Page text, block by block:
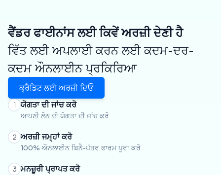
ਵੈਂਡਰ ਫਾਈਨਾਂਸ ਲਈ ਕਿਵੇਂ ਅਰਜ਼ੀ ਦੇਣੀ ਹੈ
ਵਿੱਤ ਲਈ ਅਪਲਾਈ ਕਰਨ ਲਈ ਕਦਮ-ਦਰ-
ਕਦਮ ਔਨਲਾਈਨ ਪ੍ਰਕਿਰਿਆ
ਕ੍ਰੈਡਿਟ ਲਈ ਅਰਜ਼ੀ ਦਿਓ
1 ਯੋਗਤਾ ਦੀ ਜਾਂਚ ਕਰੋ
ਆਪਣੀ ਲੋਨ ਦੀ ਯੋਗਤਾ ਦੀ ਜਾਂਚ ਕਰੋ
2 ਅਰਜ਼ੀ ਜਮ੍ਹਾਂ ਕਰੋ
100% ਔਨਲਾਈਨ ਬਿਨੈ-ਪੱਤਰ ਫਾਰਮ ਪੂਰਾ ਕਰੋ
3 ਮਨਜ਼ੂਰੀ ਪ੍ਰਾਪਤ ਕਰੋ